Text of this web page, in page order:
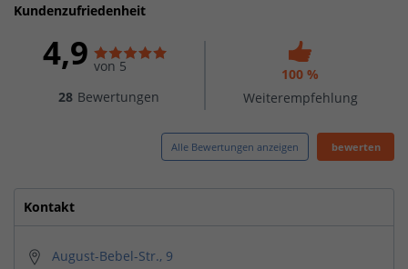
Kundenzufriedenheit
4,9 von 5
28 Bewertungen
100 %
Weiterempfehlung
Alle Bewertungen anzeigen bewerten
Kontakt
August-Bebel-Str., 9